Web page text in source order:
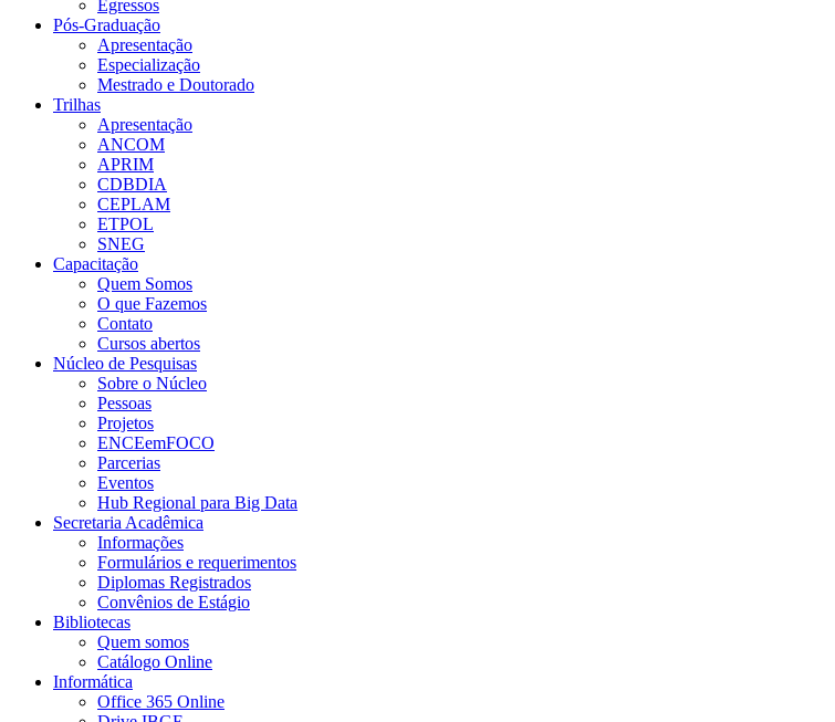
Egressos
Pós-Graduação
Apresentação
Especialização
Mestrado e Doutorado
Trilhas
Apresentação
ANCOM
APRIM
CDBDIA
CEPLAM
ETPOL
SNEG
Capacitação
Quem Somos
O que Fazemos
Contato
Cursos abertos
Núcleo de Pesquisas
Sobre o Núcleo
Pessoas
Projetos
ENCEemFOCO
Parcerias
Eventos
Hub Regional para Big Data
Secretaria Acadêmica
Informações
Formulários e requerimentos
Diplomas Registrados
Convênios de Estágio
Bibliotecas
Quem somos
Catálogo Online
Informática
Office 365 Online